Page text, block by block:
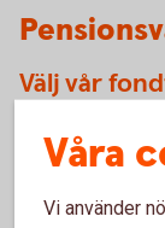
Välj vår
Vi vill gärna
ett val för din
familjeskydd
Våra
Vi använder